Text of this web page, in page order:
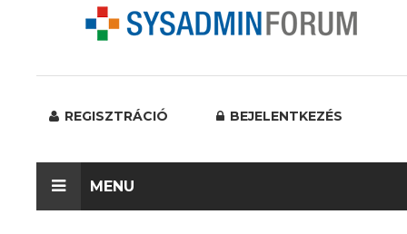
REGISZTRÁCIÓ BEJELENTKEZÉS
MENU